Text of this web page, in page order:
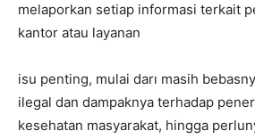
melaporkan setiap informasi terkait
kantor atau layanan
isu penting, mulai darı masih
ilegal dan dampaknya terhadap
kesehatan masyarakat, hingga